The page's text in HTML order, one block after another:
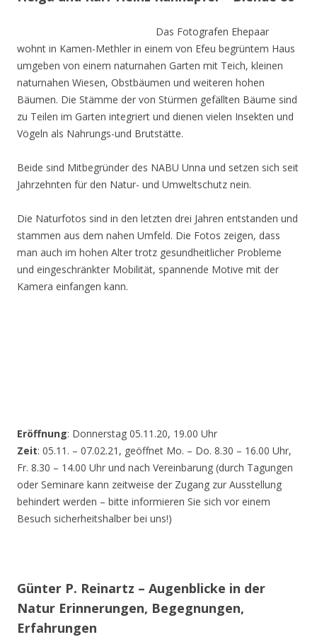
Das Fotografen Ehepaar
wohnt in Kamen-Methler in einem von Efeu begrüntem Haus
umgeben von einem naturnahen Garten mit Teich, kleinen
naturnahen Wiesen, Obstbäumen und weiteren hohen
Bäumen. Die Stämme der von Stürmen gefällten Bäume sind
zu Teilen im Garten integriert und dienen vielen Insekten und
Vögeln als Nahrungs-und Brutstätte.
Beide sind Mitbegründer des NABU Unna und setzen sich seit
Jahrzehnten für den Natur- und Umweltschutz nein.
Die Naturfotos sind in den letzten drei Jahren entstanden und
stammen aus dem nahen Umfeld. Die Fotos zeigen, dass
man auch im hohen Alter trotz gesundheitlicher Probleme
und eingeschränkter Mobilität, spannende Motive mit der
Kamera einfangen kann.
Eröffnung: Donnerstag 05.11.20, 19.00 Uhr
Zeit: 05.11. – 07.02.21, geöffnet Mo. – Do. 8.30 – 16.00 Uhr,
Fr. 8.30 – 14.00 Uhr und nach Vereinbarung (durch Tagungen
oder Seminare kann zeitweise der Zugang zur Ausstellung
behindert werden – bitte informieren Sie sich vor einem
Besuch sicherheitshalber bei uns!)
Günter P. Reinartz – Augenblicke in der
Natur Erinnerungen, Begegnungen,
Erfahrungen